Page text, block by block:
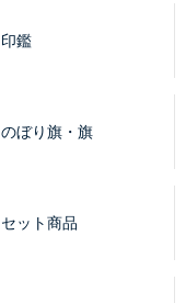
印鑑
のぼり旗・旗
セット商品